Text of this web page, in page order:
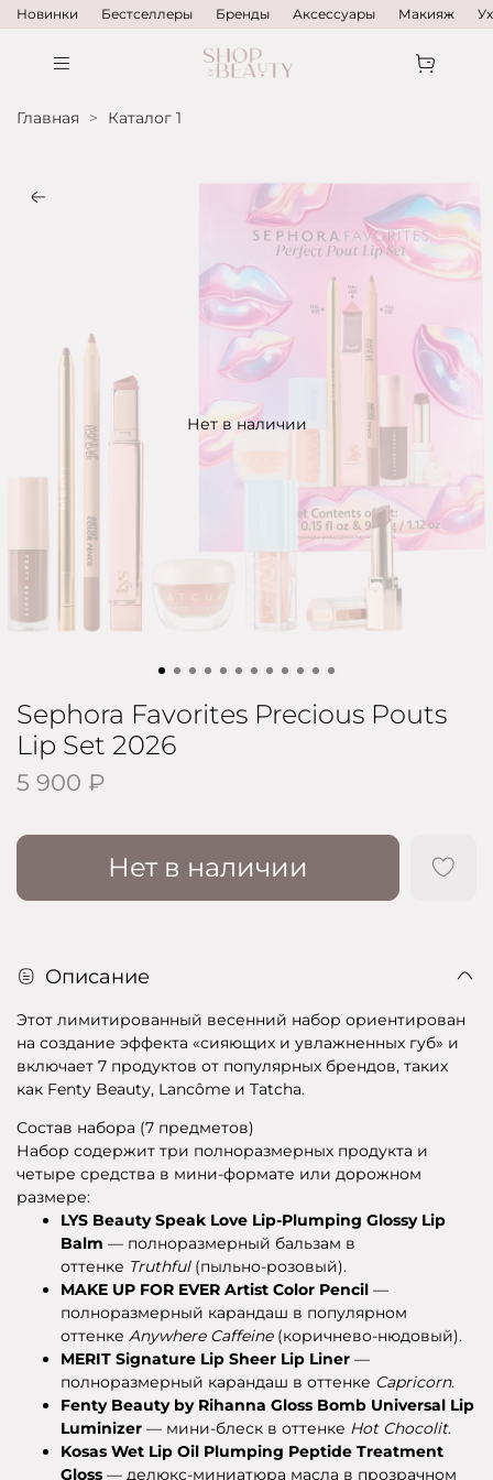
Новинки Бестселлеры Бренды Аксессуары Макияж
Главная Каталог 1
Нет в наличии
Sephora Favorites Precious Pouts
Lip Set 2026
5 900 ₽
Нет в наличии
Описание
Этот лимитированный весенний набор ориентирован
на создание эффекта «сияющих и увлажненных губ» и
включает 7 продуктов от популярных брендов, таких
как Fenty Beauty, Lancôme и Tatcha.
Состав набора (7 предметов)
Набор содержит три полноразмерных продукта и
четыре средства в мини-формате или дорожном
размере:
LYS Beauty Speak Love Lip-Plumping Glossy Lip
Balm — полноразмерный бальзам в
оттенке Truthful (пыльно-розовый).
MAKE UP FOR EVER Artist Color Pencil —
полноразмерный карандаш в популярном
оттенке Anywhere Caffeine (коричнево-нюдовый).
MERIT Signature Lip Sheer Lip Liner —
полноразмерный карандаш в оттенке Capricorn.
Fenty Beauty by Rihanna Gloss Bomb Universal Lip
Luminizer — мини-блеск в оттенке Hot Chocolit.
Kosas Wet Lip Oil Plumping Peptide Treatment
Gloss — делюкс-миниатюра масла в прозрачном